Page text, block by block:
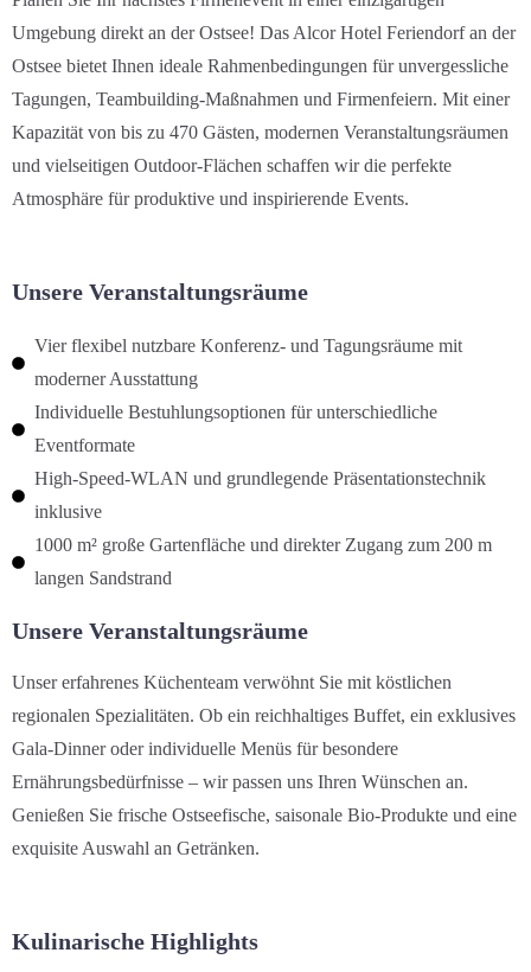
Umgebung direkt an der Ostsee! Das Alcor Hotel Feriendorf an der
Ostsee bietet Ihnen ideale Rahmenbedingungen für unvergessliche
Tagungen, Teambuilding-Maßnahmen und Firmenfeiern. Mit einer
Kapazität von bis zu 470 Gästen, modernen Veranstaltungsräumen
und vielseitigen Outdoor-Flächen schaffen wir die perfekte
Atmosphäre für produktive und inspirierende Events.
Unsere Veranstaltungsräume
Vier flexibel nutzbare Konferenz- und Tagungsräume mit
moderner Ausstattung
Individuelle Bestuhlungsoptionen für unterschiedliche
Eventformate
High-Speed-WLAN und grundlegende Präsentationstechnik
inklusive
1000 m² große Gartenfläche und direkter Zugang zum 200 m
langen Sandstrand
Unsere Veranstaltungsräume
Unser erfahrenes Küchenteam verwöhnt Sie mit köstlichen
regionalen Spezialitäten. Ob ein reichhaltiges Buffet, ein exklusives
Gala-Dinner oder individuelle Menüs für besondere
Ernährungsbedürfnisse – wir passen uns Ihren Wünschen an.
Genießen Sie frische Ostseefische, saisonale Bio-Produkte und eine
exquisite Auswahl an Getränken.
Kulinarische Highlights